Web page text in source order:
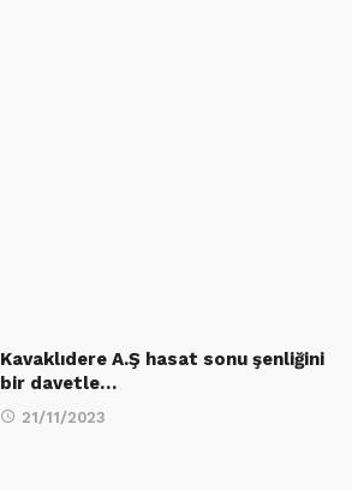
Kavaklıdere A.Ş hasat sonu şenliğini
bir davetle…
21/11/2023